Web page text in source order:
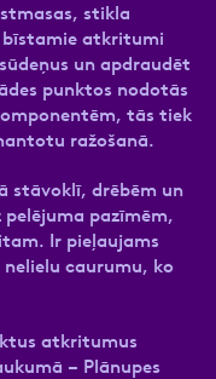
stikla
bīstamie atkritumi
un apdraudēt
punktos nodotās
tās tiek
ražošanā.
stāvoklī, drēbēm un
pazīmēm,
Ir pieļaujams
caurumu, ko
atkritumus
– Plānupes